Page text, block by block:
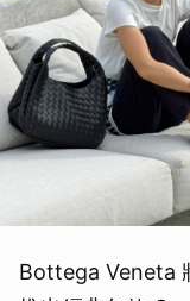
Bottega Veneta